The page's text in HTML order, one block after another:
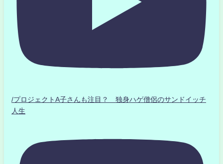
/プロジェクトA子さんも注目？ 独身ハゲ僧侶のサンドイッチ
人生